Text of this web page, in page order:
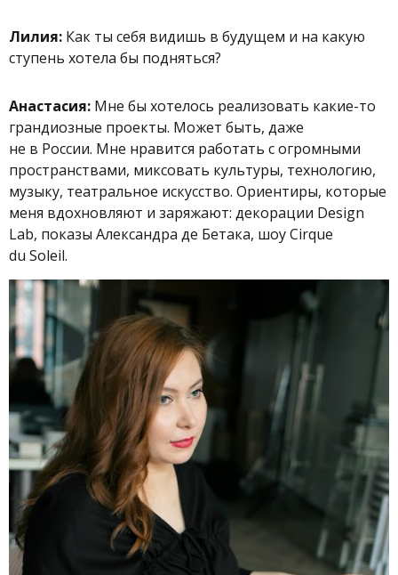
Лилия: Как ты себя видишь в будущем и на какую
ступень хотела бы подняться?
Анастасия: Мне бы хотелось реализовать какие-то
грандиозные проекты. Может быть, даже
не в России. Мне нравится работать с огромными
пространствами, миксовать культуры, технологию,
музыку, театральное искусство. Ориентиры, которые
меня вдохновляют и заряжают: декорации Design
Lab, показы Александра де Бетака, шоу Cirque
du Soleil.